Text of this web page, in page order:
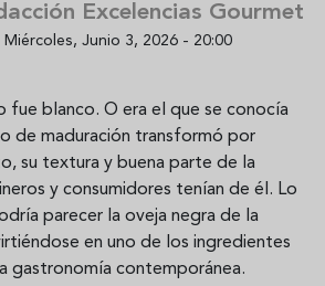
Excelencias Gourmet
Miércoles, Junio 3, 2026 - 20:00
fue blanco. O era el que se conocía
de maduración transformó por
su textura y buena parte de la
y consumidores tenían de él. Lo
parecer la oveja negra de la
en uno de los ingredientes
gastronomía contemporánea.